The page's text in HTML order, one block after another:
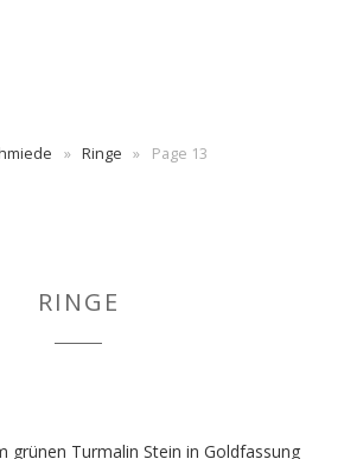
» Ringe » Page 13
RINGE
grünen Turmalin Stein in Goldfassung